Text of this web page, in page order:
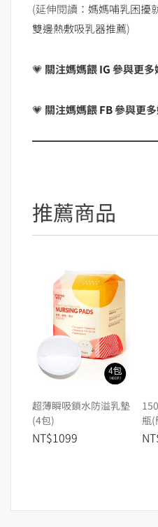
(延伸閱讀： 媽媽哺乳困擾
雙邊熱敷吸乳器推薦)
💗 關注媽媽餵IG參與更多
💗 關注媽媽餵FB參與更
推薦商品
超薄瞬吸鎖水防溢乳墊
(4包)
NT$1099
瓶(
號